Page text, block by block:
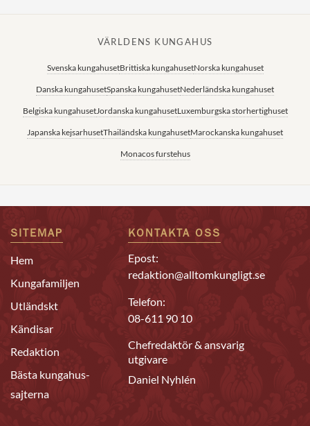
VÄRLDENS KUNGAHUS
Svenska kungahusetBrittiska kungahusetNorska kungahuset
Danska kungahusetSpanska kungahusetNederländska kungahuset
Belgiska kungahusetJordanska kungahusetLuxemburgska storhertighuset
Japanska kejsarhusetThailändska kungahusetMarockanska kungahuset
Monacos furstehus
SITEMAP
Hem
Kungafamiljen
Utländskt
Kändisar
Redaktion
Bästa kungahus-
sajterna
KONTAKTA OSS
Epost:
redaktion@alltomkungligt.se
Telefon:
08-611 90 10
Chefredaktör & ansvarig
utgivare
Daniel Nyhlén